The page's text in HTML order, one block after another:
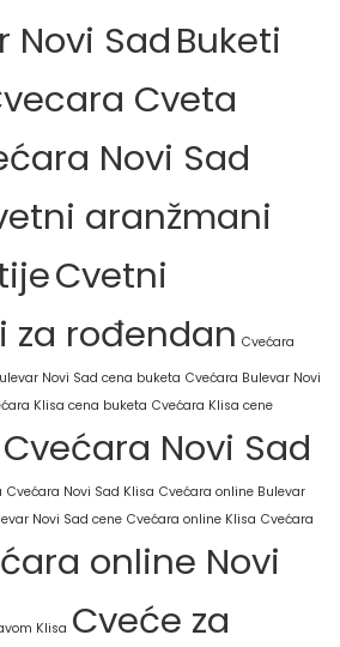
Novi SadBuketi
Cveta
Novi Sad
aranžmani
Cvetni
za rođendan Cvećara
Novi Sad cena buketa Cvećara Bulevar Novi
Klisa cena buketa Cvećara Klisa cene
Cvećara Novi Sad
Cvećara Novi Sad Klisa Cvećara online Bulevar
Novi Sad cene Cvećara online Klisa Cvećara
online Novi
Klisa Cveće za